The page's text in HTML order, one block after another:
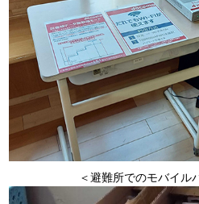
＜避難所でのモバイル